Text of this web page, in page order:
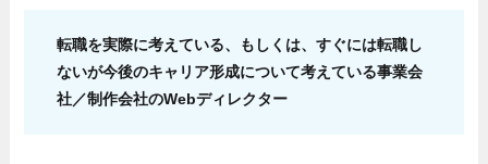
転職を実際に考えている、もしくは、すぐには転職し
ないが今後のキャリア形成について考えている事業会
社／制作会社のWebディレクター